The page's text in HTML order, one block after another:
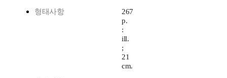
형태사항
267
p.
:
ill.
;
21
cm.